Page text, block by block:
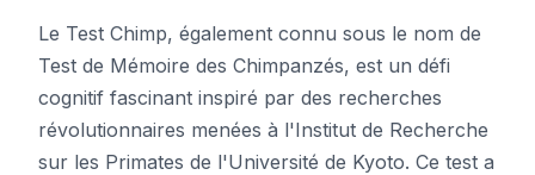
Suivi d'Objets
Hand-Eye Coordination
Le Test Chimp, également connu sous le nom de
Test de Mémoire des Chimpanzés, est un défi
cognitif fascinant inspiré par des recherches
révolutionnaires menées à l'Institut de Recherche
sur les Primates de l'Université de Kyoto. Ce test a